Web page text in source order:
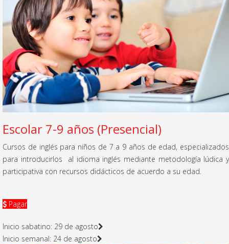
Escolar 7-9 años (Presencial)
Cursos de inglés para niños de 7 a 9 años de edad, especializados
para introducirlos al idioma inglés mediante metodología lúdica y
participativa con recursos didácticos de acuerdo a su edad.
Pagar
Inicio sabatino: 29 de agosto
Inicio semanal: 24 de agosto